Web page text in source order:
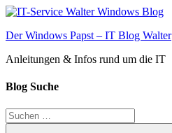
Zum
springen
Der Windows Papst – IT Blog Walter
Anleitungen & Infos rund um die IT
Blog Suche
Suchen
nach: